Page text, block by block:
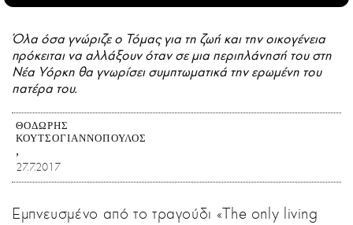
Όλα όσα γνώριζε ο Τόμας για τη ζωή και την οικογένεια
πρόκειται να αλλάξουν όταν σε μια περιπλάνησή του στη
Νέα Υόρκη θα γνωρίσει συμπτωματικά την ερωμένη του
πατέρα του.
ΘΟΔΩΡΉΣ
ΚΟΥΤΣΟΓΙΑΝΝΌΠΟΥΛΟΣ
27.7.2017
Εμπνευσμένο από το τραγούδι «The only living